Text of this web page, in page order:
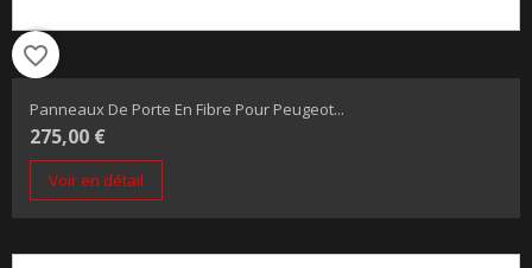
favorite_border
Panneaux De Porte En Fibre Pour Peugeot...
275,00 €
Voir en détail